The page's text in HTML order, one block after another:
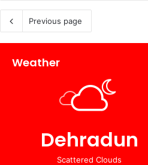
Previous page
Weather
Dehradun
Scattered Clouds